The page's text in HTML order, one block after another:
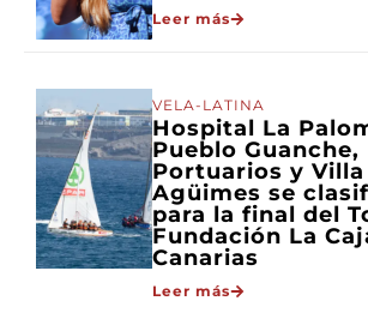
Leer más
VELA-LATINA
Hospital La
Pueblo Guanche,
Portuarios y Villa
Agüimes se
para la final del
Fundación La
Canarias
Leer más